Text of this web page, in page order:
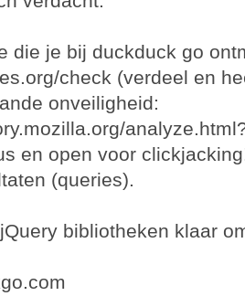
die je bij duckduck go
check (verdeel en
onveiligheid:
en open voor
(queries).
bibliotheken klaar